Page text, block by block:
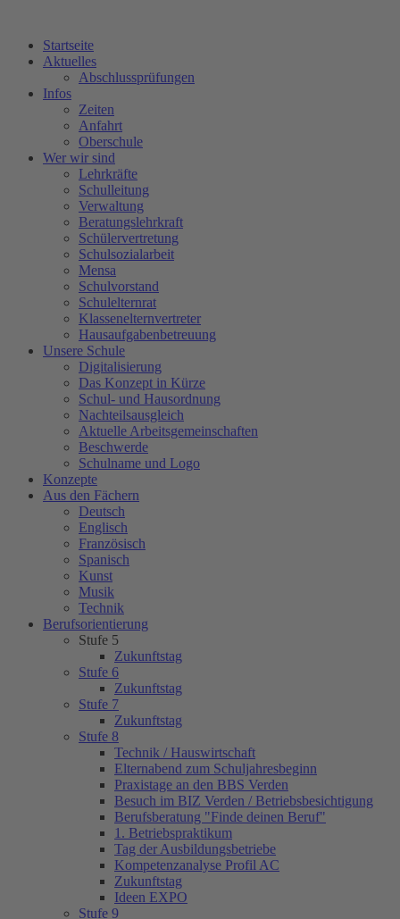
Startseite
Aktuelles
Abschlussprüfungen
Infos
Zeiten
Anfahrt
Oberschule
Wer wir sind
Lehrkräfte
Schulleitung
Verwaltung
Beratungslehrkraft
Schülervertretung
Schulsozialarbeit
Mensa
Schulvorstand
Schulelternrat
Klassenelternvertreter
Hausaufgabenbetreuung
Unsere Schule
Digitalisierung
Das Konzept in Kürze
Schul- und Hausordnung
Nachteilsausgleich
Aktuelle Arbeitsgemeinschaften
Beschwerde
Schulname und Logo
Konzepte
Aus den Fächern
Deutsch
Englisch
Französisch
Spanisch
Kunst
Musik
Technik
Berufsorientierung
Stufe 5
Zukunftstag
Stufe 6
Zukunftstag
Stufe 7
Zukunftstag
Stufe 8
Technik / Hauswirtschaft
Elternabend zum Schuljahresbeginn
Praxistage an den BBS Verden
Besuch im BIZ Verden / Betriebsbesichtigung
Berufsberatung "Finde deinen Beruf"
1. Betriebspraktikum
Tag der Ausbildungsbetriebe
Kompetenzanalyse Profil AC
Zukunftstag
Ideen EXPO
Stufe 9